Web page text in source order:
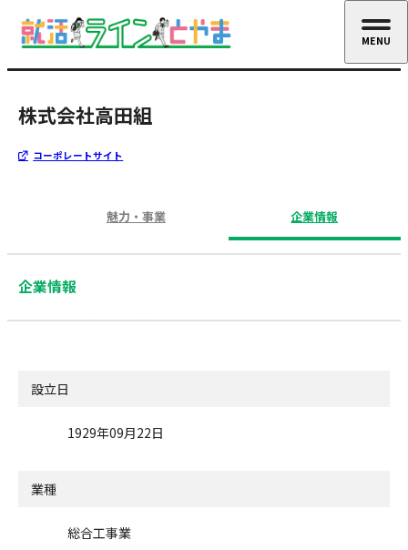
株式会社高田組
コーポレートサイト
魅力・事業 企業情報
企業情報
設立日
1929年09月22日
業種
総合工事業
MENU